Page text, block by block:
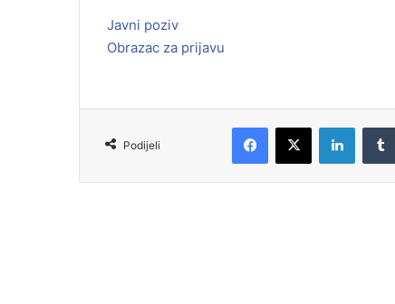
Javni poziv
Obrazac za prijavu
Podijeli